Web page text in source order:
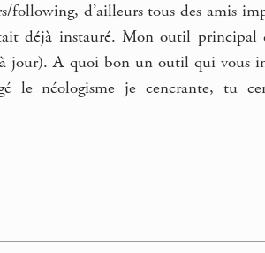
d’ailleurs tous des amis
déjà instauré. Mon outil principal
jour). A quoi bon un outil qui vous
néologisme je cencrante, tu